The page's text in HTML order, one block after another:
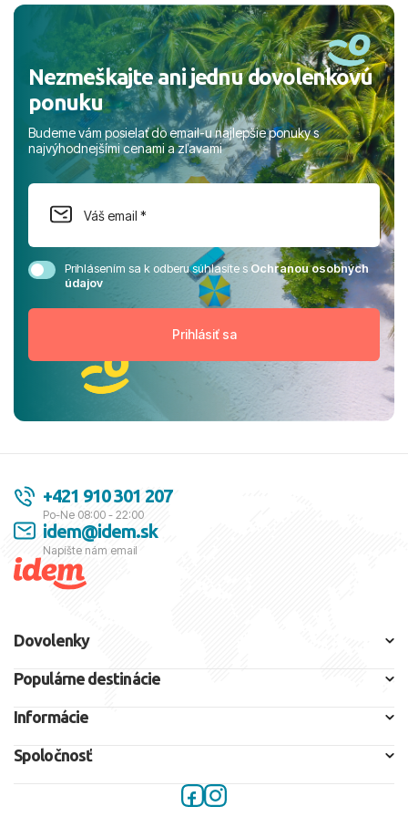
Nezmeškajte ani jednu dovolenkovú
ponuku
Budeme vám posielať do email-u najlepšie ponuky s
najvýhodnejšími cenami a zľavami
Prihlásením sa k odberu súhlasíte sOchranou osobných
údajov
+421 910 301 207
Po-Ne 08:00 - 22:00
idem@idem.sk
Napíšte nám email
Dovolenky
Populárne destinácie
Informácie
Spoločnosť